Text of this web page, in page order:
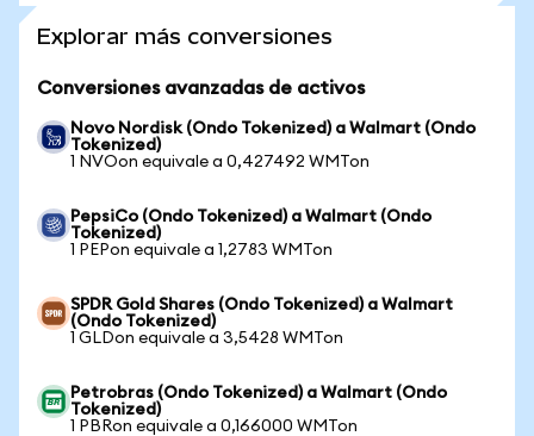
Explorar más conversiones
Conversiones avanzadas de activos
Novo Nordisk (Ondo Tokenized) a Walmart (Ondo
Tokenized)
1 NVOon equivale a 0,427492 WMTon
PepsiCo (Ondo Tokenized) a Walmart (Ondo
Tokenized)
1 PEPon equivale a 1,2783 WMTon
SPDR Gold Shares (Ondo Tokenized) a Walmart
(Ondo Tokenized)
1 GLDon equivale a 3,5428 WMTon
Petrobras (Ondo Tokenized) a Walmart (Ondo
Tokenized)
1 PBRon equivale a 0,166000 WMTon